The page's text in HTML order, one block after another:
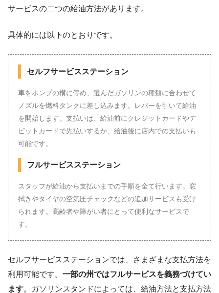
サービスの二つの給油方法があります。
具体的には以下のとおりです。
セルフサービスステーション
車をポンプの横に停め、選んだガソリンの種類に合わせて
ノズルを燃料タンクに差し込みます。レバーを引いて給油
を開始します。支払いは、給油前にクレジットカードやデ
ビットカードで先払いするか、給油後に店内での支払いも
可能です。
フルサービスステーション
スタッフが給油から支払いまでの手順を全て行います。窓
拭きやタイヤの空気圧チェックなどの追加サービスも受け
られます。高齢者や障がい者にとって便利なサービスで
す。
セルフサービスステーションでは、さまざまな支払方法を
利用可能です。 一部の州ではフルサービスを義務づけてい
ます。ガソリンスタンドによっては、給油方法と支払方法